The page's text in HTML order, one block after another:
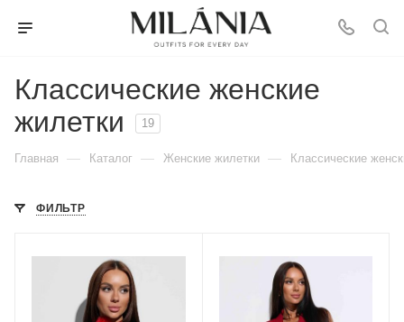
Классические женские
жилетки
19
Главная — Каталог — Женские жилетки — Классические
ФИЛЬТР